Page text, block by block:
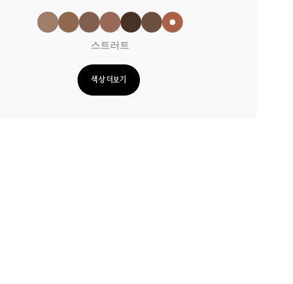
스트러트
색상 더보기